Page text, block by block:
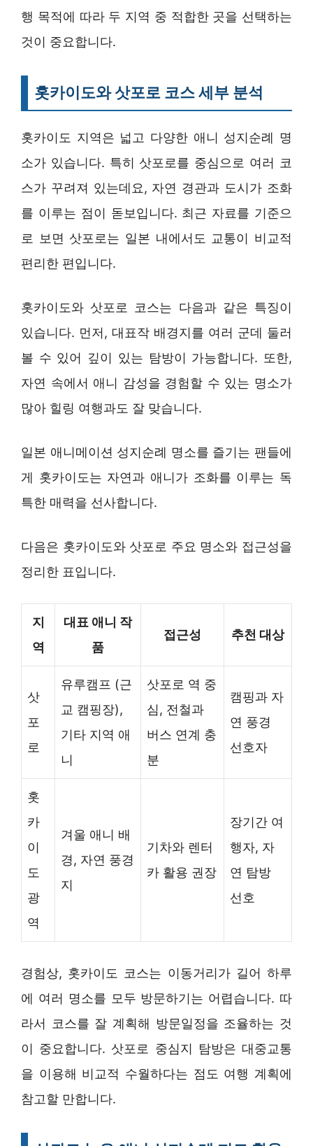
행 목적에 따라 두 지역 중 적합한 곳을 선택하는
것이 중요합니다.
홋카이도와 삿포로 코스 세부 분석
홋카이도 지역은 넓고 다양한 애니 성지순례 명
소가 있습니다. 특히 삿포로를 중심으로 여러 코
스가 꾸려져 있는데요, 자연 경관과 도시가 조화
를 이루는 점이 돋보입니다. 최근 자료를 기준으
로 보면 삿포로는 일본 내에서도 교통이 비교적
편리한 편입니다.
홋카이도와 삿포로 코스는 다음과 같은 특징이
있습니다. 먼저, 대표작 배경지를 여러 군데 둘러
볼 수 있어 깊이 있는 탐방이 가능합니다. 또한,
자연 속에서 애니 감성을 경험할 수 있는 명소가
많아 힐링 여행과도 잘 맞습니다.
일본 애니메이션 성지순례 명소를 즐기는 팬들에
게 홋카이도는 자연과 애니가 조화를 이루는 독
특한 매력을 선사합니다.
다음은 홋카이도와 삿포로 주요 명소와 접근성을
정리한 표입니다.
지
역
대표 애니 작
품
접근성 추천 대상
삿
포
로
유루캠프 (근
교 캠핑장),
기타 지역 애
니
삿포로 역 중
심, 전철과
버스 연계 충
분
캠핑과 자
연 풍경
선호자
홋
카
이
도
광
역
겨울 애니 배
경, 자연 풍경
지
기차와 렌터
카 활용 권장
장기간 여
행자, 자
연 탐방
선호
경험상, 홋카이도 코스는 이동거리가 길어 하루
에 여러 명소를 모두 방문하기는 어렵습니다. 따
라서 코스를 잘 계획해 방문일정을 조율하는 것
이 중요합니다. 삿포로 중심지 탐방은 대중교통
을 이용해 비교적 수월하다는 점도 여행 계획에
참고할 만합니다.